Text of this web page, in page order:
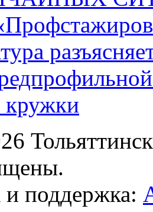
кружки
и поддержка: